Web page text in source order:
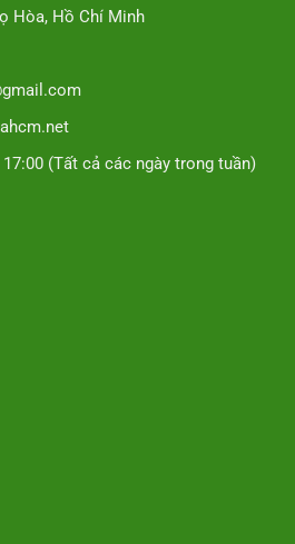
Hòa, Hồ Chí Minh
(Tất cả các ngày trong tuần)